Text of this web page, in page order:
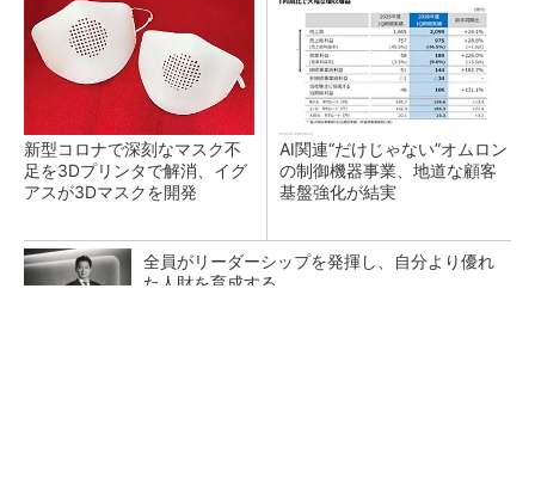
新型コロナで深刻なマスク不
足を3Dプリンタで解消、イグ
アスが3Dマスクを開発
AI関連“だけじゃない”オムロン
の制御機器事業、地道な顧客
基盤強化が結実
全員がリーダーシップを発揮し、自分より優れ
た人財を育成する